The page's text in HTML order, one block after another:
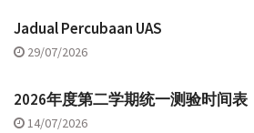
Jadual Percubaan UAS
29/07/2026
2026年度第二学期统一测验时间表
14/07/2026